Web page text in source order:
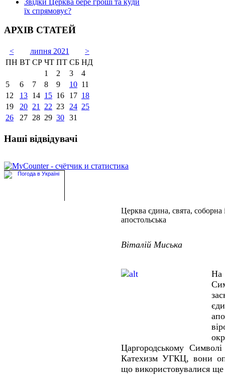
їх спрямовує?
АРХІВ СТАТЕЙ
< липня 2021
>
ПН ВТ СР ЧТ ПТ СБ НД
1
2 3
4
5
6 7 8 9 10 11
12
13 14 15 16 17 18
19
20 21 22 23 24 25
26
27 28 29 30 31
Наші відвідувачі
Церква єдина, свята, соборна
апостольська
Віталій Миська
На
Царгородському
Катехизм УГКЦ, вони
що використовувалися ще